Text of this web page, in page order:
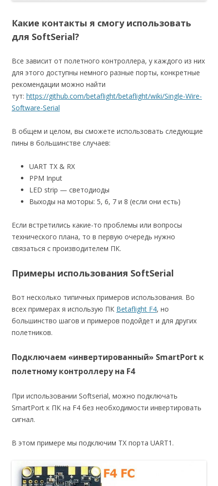
Какие контакты я смогу использовать
для SoftSerial?
Все зависит от полетного контроллера, у каждого из них
для этого доступны немного разные порты, конкретные
рекомендации можно найти
тут: https://github.com/betaflight/betaflight/wiki/Single-Wire-
Software-Serial
В общем и целом, вы сможете использовать следующие
пины в большинстве случаев:
UART TX & RX
PPM Input
LED strip — светодиоды
Выходы на моторы: 5, 6, 7 и 8 (если они есть)
Если встретились какие-то проблемы или вопросы
технического плана, то в первую очередь нужно
связаться с производителем ПК.
Примеры использования SoftSerial
Вот несколько типичных примеров использования. Во
всех примерах я использую ПК Betaflight F4, но
большинство шагов и примеров подойдет и для других
полетников.
Подключаем «инвертированный» SmartPort к
полетному контроллеру на F4
При использовании Softserial, можно подключать
SmartPort к ПК на F4 без необходимости инвертировать
сигнал.
В этом примере мы подключим TX порта UART1.